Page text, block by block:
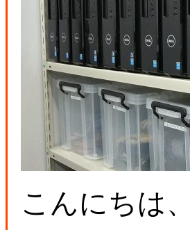
こんにちは